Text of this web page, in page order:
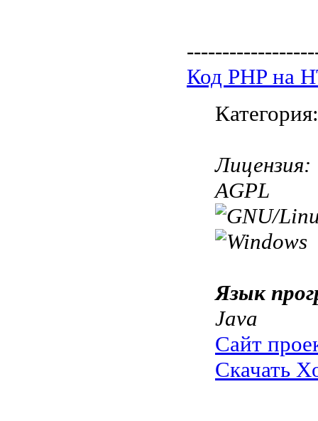
Код PHP на
Лицензия:
AGPL
Язык
Java
Сайт
Скачать